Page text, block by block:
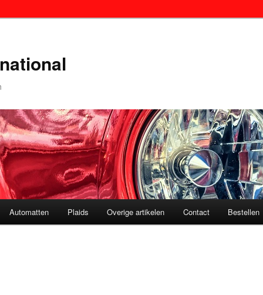
Automatten Plaids Overige artikelen Contact Bestellen